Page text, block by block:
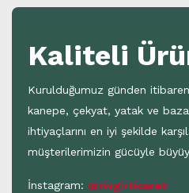
Kaliteli
Kurulduğumuz günden
kanepe, çekyat, yatak ve
ihtiyaçlarını en iyi şekilde
müşterilerimizin gücüyle
İnstagram: @rivgirticaret